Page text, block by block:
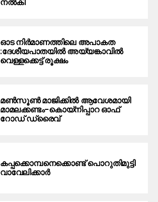
നൽകി
ഓട നിർമാണത്തിലെ അപാകത
:ദേശീയപാതയിൽ അയ്യങ്കാവിൽ
വെള്ളക്കെട്ട് രൂക്ഷം
മൺസൂൺ മാജിക്കിൽ ആവേശമായി
മാമലക്കണ്ടം–കൊയ്‌നിപ്പാറ ഓഫ്
റോഡ് ഡ്രൈവ്
കപ്പക്കൊമ്പനെക്കൊണ്ട് പൊറുതിമുട്ടി
വാവേലിക്കാർ